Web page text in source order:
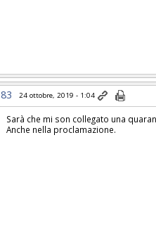
83 24 ottobre, 2019 - 1:04
Sarà che mi son collegato una
Anche nella proclamazione.